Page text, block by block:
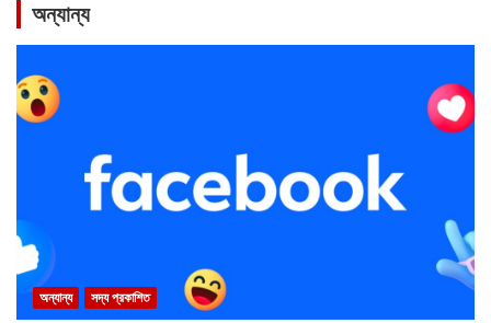
অন্যান্য
অন্যান্য সদ্য প্রকাশিত